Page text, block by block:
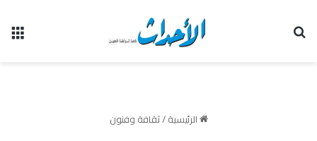
الرئيسية/ثقافة وفنون